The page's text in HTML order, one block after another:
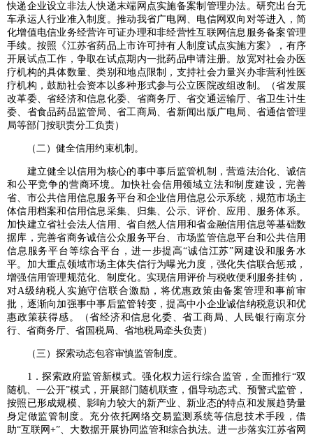
快递企业设立非法人快递末端网点实施备案制管理办法。研究出台无
车承运人行业准入制度。推动我省广电网、电信网双向对等进入，简
化增值电信业务经营许可证办理和非经营性互联网信息服务备案管理
手续。按照《江苏省药品上市许可持有人制度试点实施方案》，有序
开展试点工作，争取在试点期内一批药品申请注册。放宽对社会办医
疗机构的具体数量、类别和地点限制，支持社会力量兴办非营利性医
疗机构，鼓励社会资本以多种形式参与公立医院改组改制。（省发展
改革委、省经济和信息化委、省商务厅、省交通运输厅、省卫生计生
委、省食品药品监管局、省工商局、省新闻出版广电局、省通信管理
局等部门按职责分工负责）
（二）健全信用约束机制。
建立健全以信用为核心的事中事后监管机制，营造法治化、诚信
和公平竞争的营商环境。加快社会信用领域立法和制度建设，完善
省、市公共信用信息服务平台和企业信用信息公示系统，规范市场主
体信用档案和信用信息采集、归集、公示、评价、应用、服务体系。
加快建立省社会法人信用、省自然人信用和省金融信用信息等基础数
据库，完善省商务诚信公众服务平台、市场监管信息平台和公共信用
信息服务平台等综合平台，进一步提高“诚信江苏”网建设和服务水
平。加大重点领域市场主体失信行为曝光力度，强化失信联合惩戒，
增强信用管理规范化、制度化。实现信用评价与税收便利服务挂钩，
对A级纳税人实施守信联合激励，将优惠政策由备案管理和事前审
批，逐渐向加强事中事后监管转变，提高中小企业诚信纳税意识和优
惠政策获得感。（省经济和信息化委、省工商局、人民银行南京分
行、省商务厅、省国税局、省地税局牵头负责）
（三）探索动态包容审慎监管制度。
1．探索政府监管新模式。强化权力运行综合监管，全面推行“双
随机、一公开”模式，开展部门随机联查，倡导动态式、预警式监管，
按照已形成规模、影响力较大的新产业、新业态的特点和发展趋势量
身定做监管制度。充分依托网络交易监测系统等信息技术手段，借
助“互联网+”、大数据开展协同监管和综合执法。进一步落实江苏省网